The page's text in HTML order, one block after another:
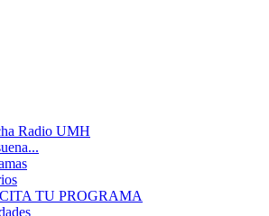
Radio UMH
TU PROGRAMA